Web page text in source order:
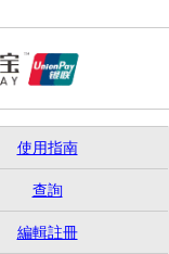
使用指南
查詢
編輯註冊